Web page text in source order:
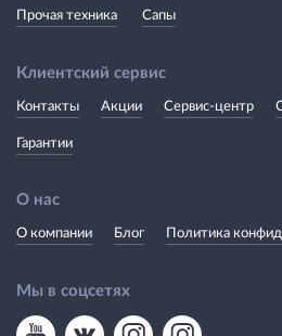
Прочая техника Сапы
Клиентский сервис
Контакты Акции Сервис-центр
Гарантии
О нас
О компании Блог Политика
Мы в соцсетях